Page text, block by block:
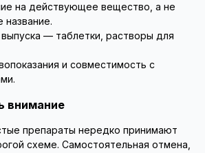
на действующее вещество, а не
название.
— таблетки, растворы для
и совместимость с
внимание
препараты нередко принимают
схеме. Самостоятельная отмена,